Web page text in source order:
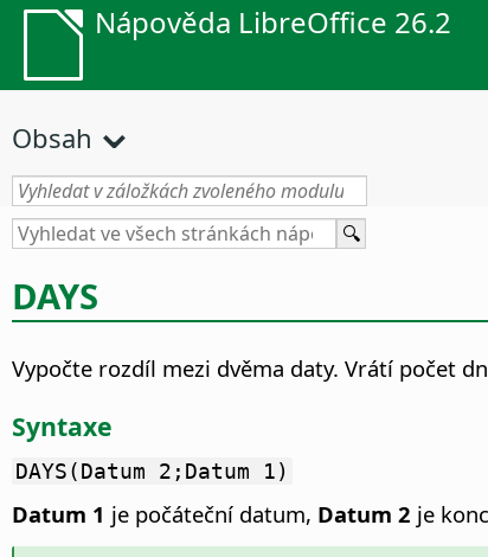
Nápověda LibreOffice 26.2
Obsah
DAYS
Vypočte rozdíl mezi dvěma daty. Vrátí počet
Syntaxe
DAYS(Datum 2;Datum 1)
Datum 1 je počáteční datum, Datum 2 je